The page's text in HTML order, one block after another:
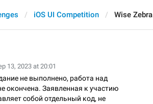
iOS UI Competition Wise Zebra
13, 2023 at 20:01
не выполнено, работа над
окончена. Заявленная к участию
собой отдельный код, не